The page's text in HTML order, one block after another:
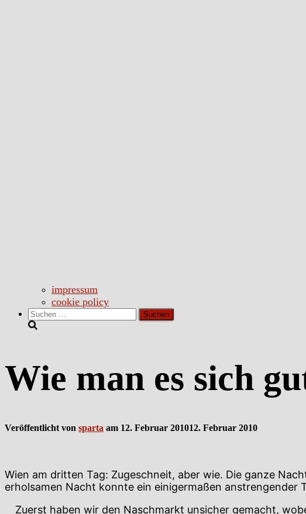
impressum
cookie policy
Suchen
nach:
Wie man es sich
Veröffentlicht von sparta am 12. Februar 201012. Februar 2010
Wien am dritten Tag: Zugeschneit, aber wie. Die ganze
erholsamen Nacht konnte ein einigermaßen anstrengender
Zuerst haben wir den Naschmarkt unsicher gemacht,